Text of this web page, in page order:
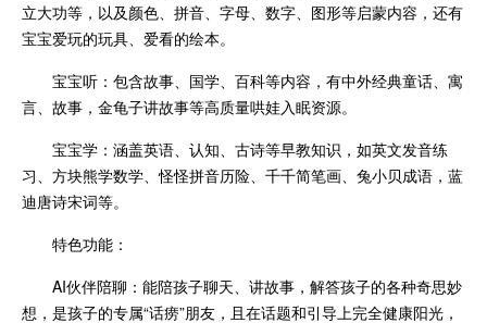
立大功等，以及颜色、拼音、字母、数字、图形等启蒙内容，还有
宝宝爱玩的玩具、爱看的绘本。
宝宝听：包含故事、国学、百科等内容，有中外经典童话、寓
言、故事，金龟子讲故事等高质量哄娃入眠资源。
宝宝学：涵盖英语、认知、古诗等早教知识，如英文发音练
习、方块熊学数学、怪怪拼音历险、千千简笔画、兔小贝成语，蓝
迪唐诗宋词等。
特色功能：
AI伙伴陪聊：能陪孩子聊天、讲故事，解答孩子的各种奇思妙
想，是孩子的专属“话痨”朋友，且在话题和引导上完全健康阳光，